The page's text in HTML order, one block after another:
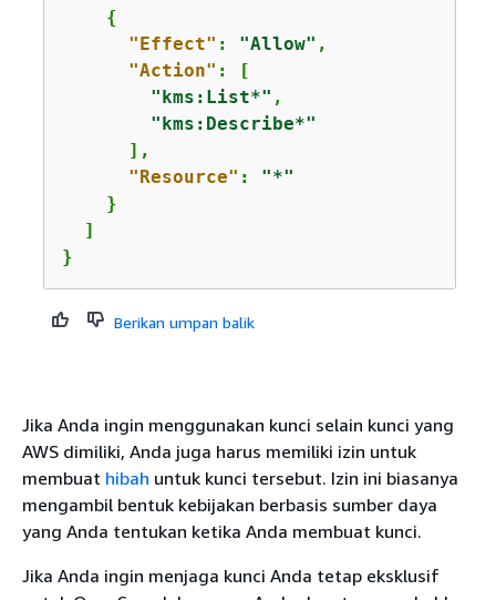
{
"Effect" : "Allow" ,
"Action" : [
"kms:List*" ,
"kms:Describe*"
      ],
"Resource" : "*"
    }
  ]
}
Berikan umpan balik
Jika Anda ingin menggunakan kunci selain kunci yang
AWS dimiliki, Anda juga harus memiliki izin untuk
membuat hibah untuk kunci tersebut. Izin ini biasanya
mengambil bentuk kebijakan berbasis sumber daya
yang Anda tentukan ketika Anda membuat kunci.
Jika Anda ingin menjaga kunci Anda tetap eksklusif